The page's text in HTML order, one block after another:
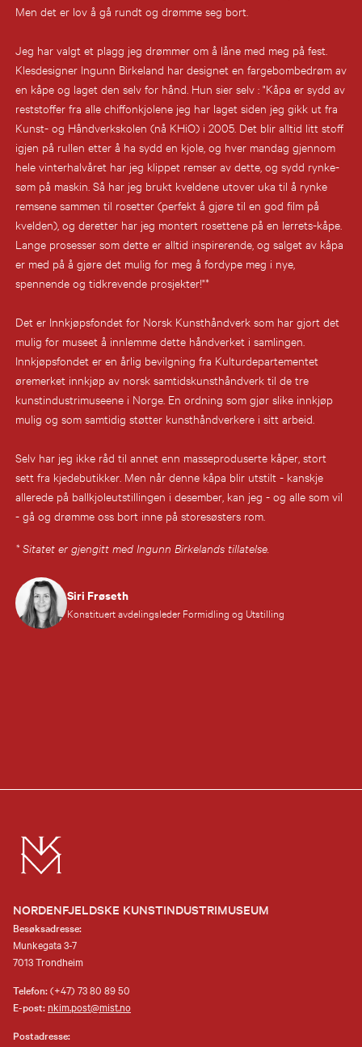
Men det er lov å gå rundt og drømme seg bort.
Jeg har valgt et plagg jeg drømmer om å låne med meg på fest.
Klesdesigner Ingunn Birkeland har designet en fargebombedrøm av
en kåpe og laget den selv for hånd. Hun sier selv : "Kåpa er sydd av
reststoffer fra alle chiffonkjolene jeg har laget siden jeg gikk ut fra
Kunst- og Håndverkskolen (nå KHiO) i 2005. Det blir alltid litt stoff
igjen på rullen etter å ha sydd en kjole, og hver mandag gjennom
hele vinterhalvåret har jeg klippet remser av dette, og sydd rynke-
søm på maskin. Så har jeg brukt kveldene utover uka til å rynke
remsene sammen til rosetter (perfekt å gjøre til en god film på
kvelden), og deretter har jeg montert rosettene på en lerrets-kåpe.
Lange prosesser som dette er alltid inspirerende, og salget av kåpa
er med på å gjøre det mulig for meg å fordype meg i nye,
spennende og tidkrevende prosjekter!"*
Det er Innkjøpsfondet for Norsk Kunsthåndverk som har gjort det
mulig for museet å innlemme dette håndverket i samlingen.
Innkjøpsfondet er en årlig bevilgning fra Kulturdepartementet
øremerket innkjøp av norsk samtidskunsthåndverk til de tre
kunstindustrimuseene i Norge. En ordning som gjør slike innkjøp
mulig og som samtidig støtter kunsthåndverkere i sitt arbeid.
Selv har jeg ikke råd til annet enn masseproduserte kåper, stort
sett fra kjedebutikker. Men når denne kåpa blir utstilt - kanskje
allerede på ballkjoleutstillingen i desember, kan jeg - og alle som vil
- gå og drømme oss bort inne på storesøsters rom.
* Sitatet er gjengitt med Ingunn Birkelands tillatelse.
Siri Frøseth
Konstituert avdelingsleder Formidling og Utstilling
NORDENFJELDSKE KUNSTINDUSTRIMUSEUM
Besøksadresse:
Munkegata 3-7
7013 Trondheim
Telefon:(+47) 73 80 89 50
E-post: nkim.post@mist.no
Postadresse: